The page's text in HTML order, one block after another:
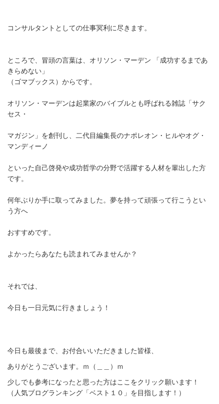
コンサルタントとしての仕事冥利に尽きます。
ところで、冒頭の言葉は、オリソン・マーデン 「成功するまであ
きらめない」
（ゴマブックス）からです。
オリソン・マーデンは起業家のバイブルとも呼ばれる雑誌「サク
セス・
マガジン」を創刊し、二代目編集長のナポレオン・ヒルやオグ・
マンディーノ
といった自己啓発や成功哲学の分野で活躍する人材を輩出した方
です。
何年ぶりか手に取ってみました。夢を持って頑張って行こうとい
う方へ
おすすめです。
よかったらあなたも読まれてみませんか？
それでは、
今日も一日元気に行きましょう！
今日も最後まで、お付合いいただきました皆様、
ありがとうございます。ｍ（＿＿）ｍ
少しでも参考になったと思った方はここをクリック願います！
（人気ブログランキング「ベスト１０」を目指します！）